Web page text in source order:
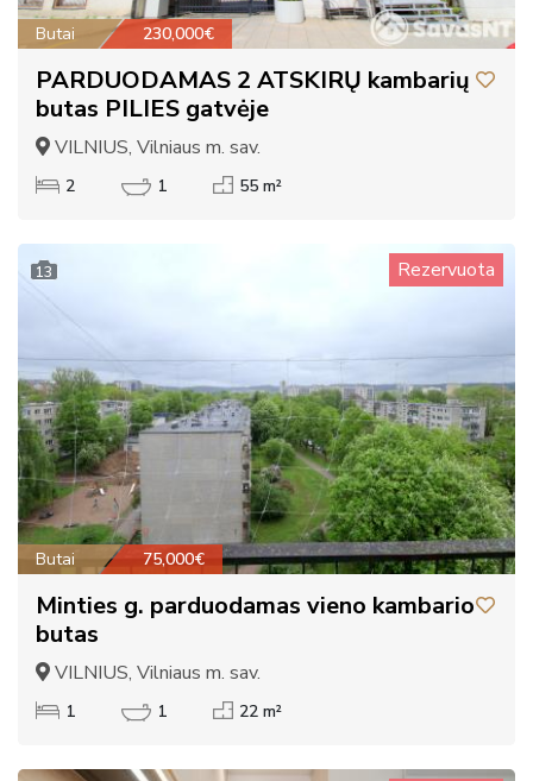
Butai 230,000€
PARDUODAMAS 2 ATSKIRŲ kambarių
butas PILIES gatvėje
VILNIUS, Vilniaus m. sav.
2 1 55 m²
13 Rezervuota
Butai 75,000€
Minties g. parduodamas vieno kambario
butas
VILNIUS, Vilniaus m. sav.
1 1 22 m²